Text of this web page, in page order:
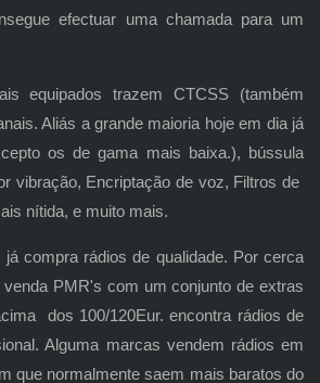
efectuar uma chamada para um
equipados trazem CTCSS (também
Aliás a grande maioria hoje em dia já
os de gama mais baixa.), bússula
vibração, Encriptação de voz, Filtros de
nítida, e muito mais.
compra rádios de qualidade. Por cerca
venda PMR's com um conjunto de extras
dos 100/120Eur. encontra rádios de
Alguma marcas vendem rádios em
que normalmente saem mais baratos do